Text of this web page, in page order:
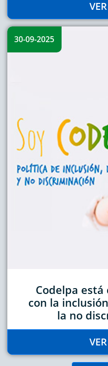
30-09-2025
Codelpa
con la
la no